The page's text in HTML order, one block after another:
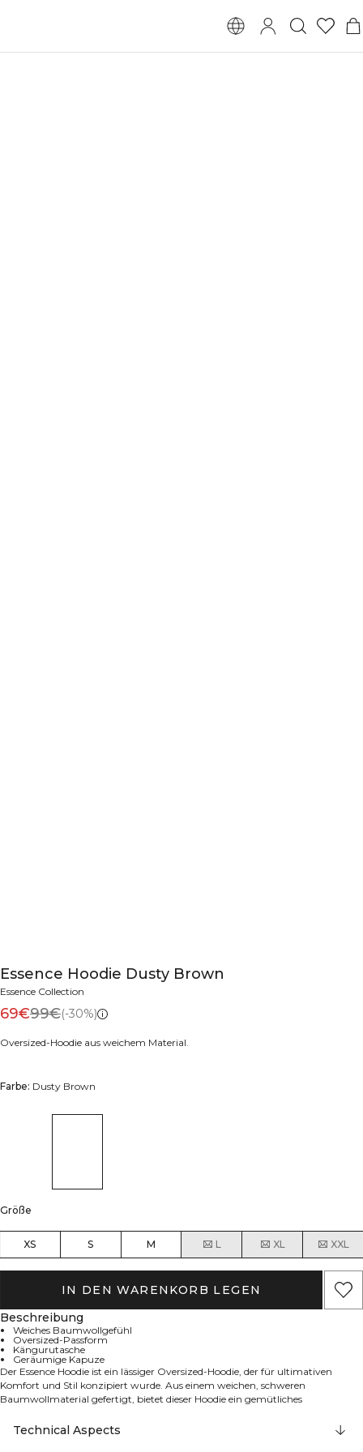
Essence Hoodie Dusty Brown
Essence Collection
69€99€(-30%)
Oversized-Hoodie aus weichem Material.
Farbe: Dusty Brown
Größe
XS S M L XL XXL
IN DEN WARENKORB LEGEN
Beschreibung
Weiches Baumwollgefühl
Oversized-Passform
Kängurutasche
Geräumige Kapuze
Der Essence Hoodie ist ein lässiger Oversized-Hoodie, der für ultimativen
Komfort und Stil konzipiert wurde. Aus einem weichen, schweren
Baumwollmaterial gefertigt, bietet dieser Hoodie ein gemütliches
oder einfach zum Entspannen zu Hause ist. Der moderne Schnitt verfügt
über eine geräumige Kapuze und praktische Fronttaschen, während die
Technical Aspects